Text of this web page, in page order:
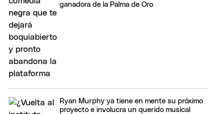
ganadora de la Palma de Oro
Ryan Murphy ya tiene en mente su próximo
proyecto e involucra un querido musical